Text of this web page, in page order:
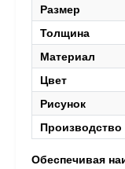
Размер
Толщина
Материал
Цвет
Рисунок
Производство
Обеспечивая